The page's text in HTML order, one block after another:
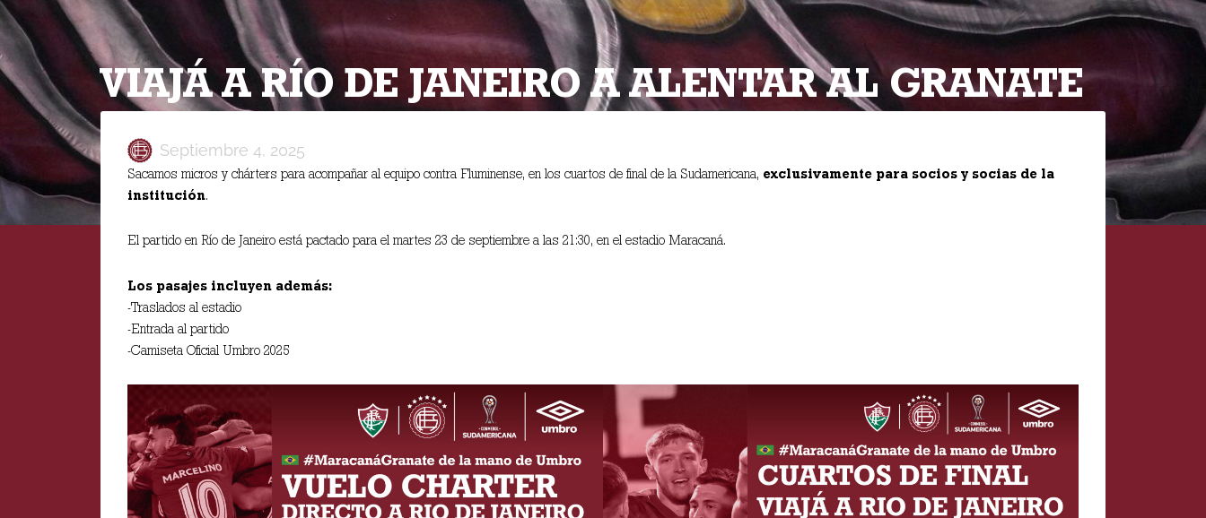
VIAJÁ A RÍO DE JANEIRO A ALENTAR AL GRANATE
Septiembre 4, 2025
Sacamos micros y chárters para acompañar al equipo contra Fluminense, en los cuartos de final de la Sudamericana, exclusivamente para socios y socias de la
institución.
El partido en Río de Janeiro está pactado para el martes 23 de septiembre a las 21:30, en el estadio Maracaná.
Los pasajes incluyen además:
-Traslados al estadio
-Entrada al partido
-Camiseta Oficial Umbro 2025